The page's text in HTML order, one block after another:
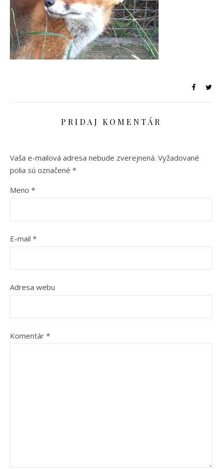
PRIDAJ KOMENTÁR
Vaša e-mailová adresa nebude zverejnená. Vyžadované
polia sú označené *
Meno *
E-mail *
Adresa webu
Komentár *